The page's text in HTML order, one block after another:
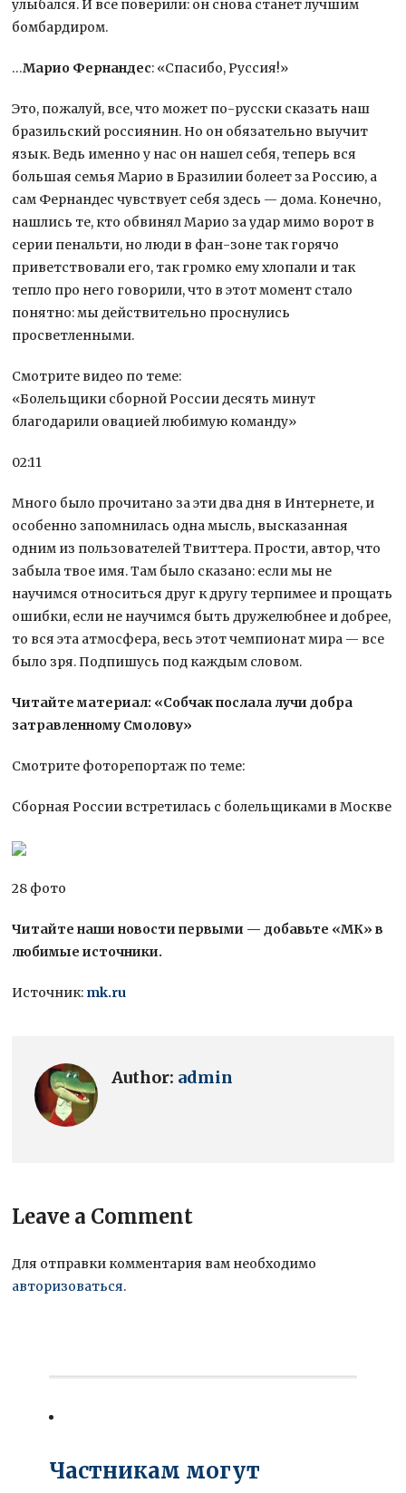
улыбался. И все поверили: он снова станет лучшим
бомбардиром.
…Марио Фернандес: «Спасибо, Руссия!»
Это, пожалуй, все, что может по-русски сказать наш
бразильский россиянин. Но он обязательно выучит
язык. Ведь именно у нас он нашел себя, теперь вся
большая семья Марио в Бразилии болеет за Россию, а
сам Фернандес чувствует себя здесь — дома. Конечно,
нашлись те, кто обвинял Марио за удар мимо ворот в
серии пенальти, но люди в фан-зоне так горячо
приветствовали его, так громко ему хлопали и так
тепло про него говорили, что в этот момент стало
понятно: мы действительно проснулись
просветленными.
Смотрите видео по теме:
«Болельщики сборной России десять минут
благодарили овацией любимую команду»
02:11
Много было прочитано за эти два дня в Интернете, и
особенно запомнилась одна мысль, высказанная
одним из пользователей Твиттера. Прости, автор, что
забыла твое имя. Там было сказано: если мы не
научимся относиться друг к другу терпимее и прощать
ошибки, если не научимся быть дружелюбнее и добрее,
то вся эта атмосфера, весь этот чемпионат мира — все
было зря. Подпишусь под каждым словом.
Читайте материал: «Собчак послала лучи добра
затравленному Смолову»
Смотрите фоторепортаж по теме:
Сборная России встретилась с болельщиками в Москве
28 фото
Читайте наши новости первыми — добавьте «МК» в
любимые источники.
Источник: mk.ru
Author: admin
Leave a Comment
Для отправки комментария вам необходимо
авторизоваться.
Частникам могут